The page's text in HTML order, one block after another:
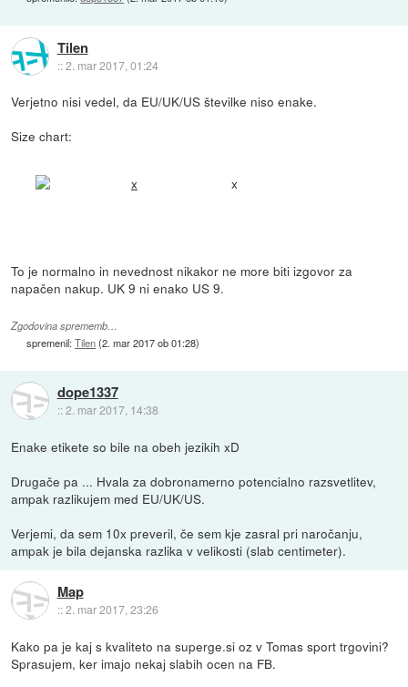
Tilen
::2. mar 2017, 01:24
Verjetno nisi vedel, da EU/UK/US številke niso enake.
Size chart:
x
To je normalno in nevednost nikakor ne more biti izgovor za
napačen nakup. UK 9 ni enako US 9.
Zgodovina sprememb…
spremenil:Tilen(2. mar 2017 ob 01:28)
dope1337
::2. mar 2017, 14:38
Enake etikete so bile na obeh jezikih xD
Drugače pa ... Hvala za dobronamerno potencialno razsvetlitev,
ampak razlikujem med EU/UK/US.
Verjemi, da sem 10x preveril, če sem kje zasral pri naročanju,
ampak je bila dejanska razlika v velikosti (slab centimeter).
Map
::2. mar 2017, 23:26
Kako pa je kaj s kvaliteto na superge.si oz v Tomas sport trgovini?
Sprasujem, ker imajo nekaj slabih ocen na FB.